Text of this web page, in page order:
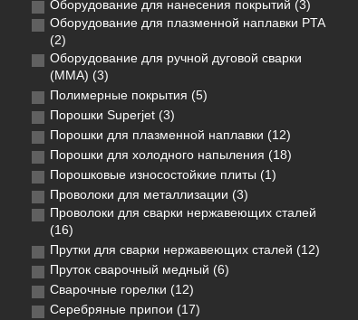
Оборудование для нанесения покрытий (3)
Оборудование для плазменной наплавки PTA
(2)
Оборудование для ручной дуговой сварки
(MMA) (3)
Полимерные покрытия (5)
Порошки Superjet (3)
Порошки для плазменной наплавки (12)
Порошки для холодного напыления (18)
Порошковые износостойкие плиты (1)
Проволоки для металлизации (3)
Проволоки для сварки нержавеющих сталей
(16)
Прутки для сварки нержавеющих сталей (12)
Пруток сварочный медный (6)
Сварочные горелки (12)
Серебряные припои (17)